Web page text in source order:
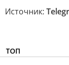
Источник:
ТОП